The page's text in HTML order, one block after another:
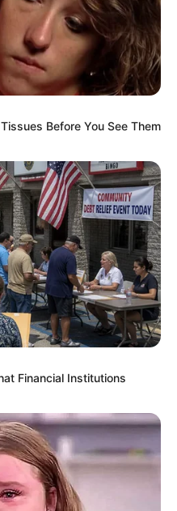
ได้รับความร่วมมืออย่างดี
พบงานใหม่ บางท่านเจอ
งานเซล หรือค้าขายค่อน
บบฟลุก ๆ และจากการ
ยู่ ได้มาหมดไปอย่างไว
น บางท่านมีอาการ
ะวังเจอคู่แข่ง โสดไปก่อน
ไม่มีเวลาดูแลเอาใจใส่กัน
หว่างวันที่ 14
นายน)
กณฑ์ได้รับผิดชอบงาน
นตำแหน่ง งานส่วนตัว
คนเก่งๆ เข้ามาช่วย
ครทำเงินไปลงทุนไว้จะได้
น ได้เงินเสริม เงินพิเศษ
Before You See Them
Financial Institutions